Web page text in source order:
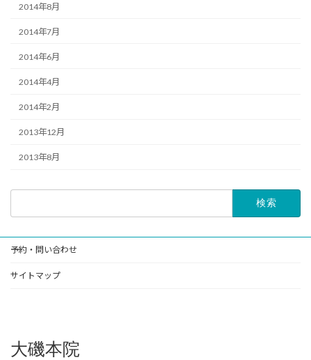
2014年8月
2014年7月
2014年6月
2014年4月
2014年2月
2013年12月
2013年8月
予約・問い合わせ
サイトマップ
大磯本院